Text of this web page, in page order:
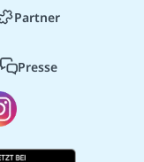
Partner
Presse